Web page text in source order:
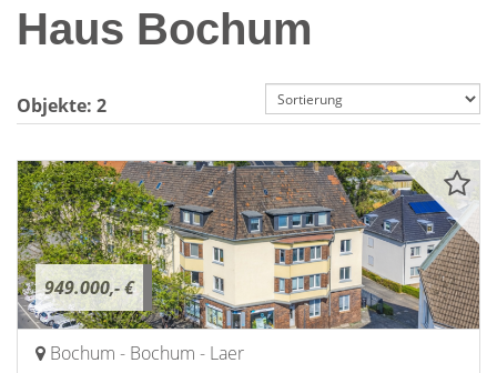
Haus Bochum
Objekte: 2
949.000,- €
Bochum - Bochum - Laer